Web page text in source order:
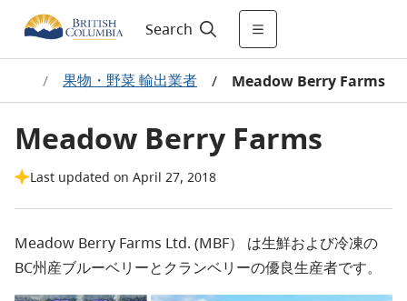
Search
/ 果物・野菜 輸出業者 / Meadow Berry Farms
Meadow Berry Farms
Last updated on April 27, 2018
Meadow Berry Farms Ltd. (MBF） は生鮮および冷凍の
BC州産ブルーベリーとクランベリーの優良生産者です。